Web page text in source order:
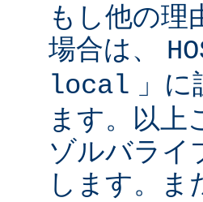
もし他の理
場合は、
local 」
ます。以上
ゾルバライ
します。ま